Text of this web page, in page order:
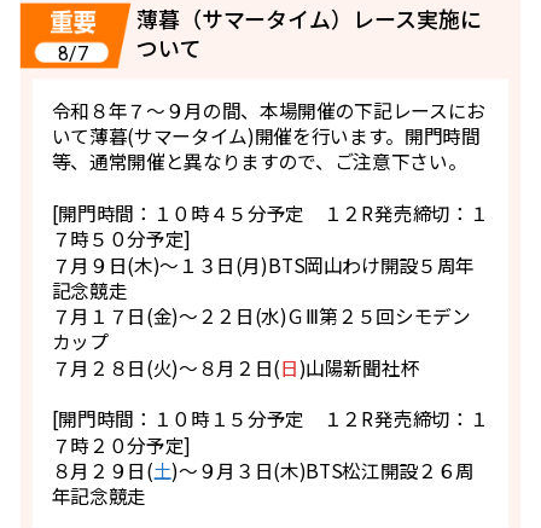
8/7
薄暮（サマータイム）レース実施に
ついて
令和８年７～９月の間、本場開催の下記レースにお
いて薄暮(サマータイム)開催を行います。開門時間
等、通常開催と異なりますので、ご注意下さい。
[開門時間：１０時４５分予定 １２R発売締切：１
７時５０分予定]
７月９日(木)～１３日(月)BTS岡山わけ開設５周年
記念競走
７月１７日(金)～２２日(水)ＧⅢ第２５回シモデン
カップ
７月２８日(火)～８月２日(日)山陽新聞社杯
[開門時間：１０時１５分予定 １２R発売締切：１
７時２０分予定]
８月２９日(土)～９月３日(木)BTS松江開設２６周
年記念競走